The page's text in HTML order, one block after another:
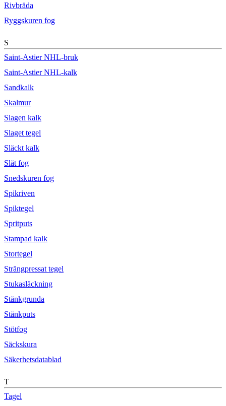
Rivbräda
Ryggskuren fog
S
Saint-Astier NHL-bruk
Saint-Astier NHL-kalk
Sandkalk
Skalmur
Slagen kalk
Slaget tegel
Släckt kalk
Slät fog
Snedskuren fog
Spikriven
Spiktegel
Spritputs
Stampad kalk
Stortegel
Strängpressat tegel
Stukasläckning
Stänkgrunda
Stänkputs
Stötfog
Säckskura
Säkerhetsdatablad
T
Tagel